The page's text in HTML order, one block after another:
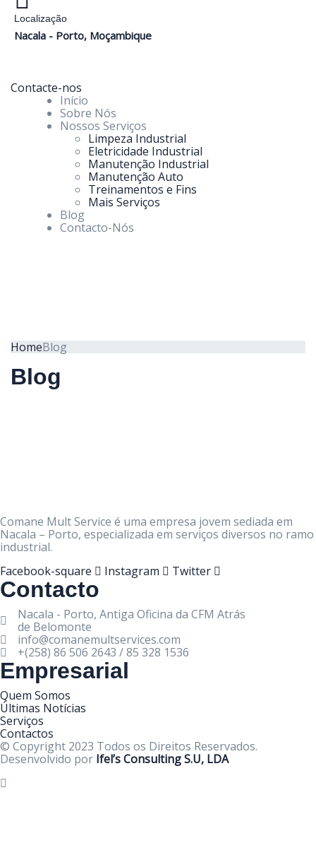
Localização
Nacala - Porto, Moçambique
Contacte-nos
Início
Sobre Nós
Nossos Serviços
Limpeza Industrial
Eletricidade Industrial
Manutenção Industrial
Manutenção Auto
Treinamentos e Fins
Mais Serviços
Blog
Contacto-Nós
HomeBlog
Blog
Comane Mult Service é uma empresa jovem sediada em
Nacala – Porto, especializada em serviços diversos no ramo
industrial.
Facebook-square
Instagram Twitter
Contacto
Nacala - Porto, Antiga Oficina da CFM Atrás
de Belomonte
info@comanemultservices.com
+(258) 86 506 2643 / 85 328 1536
Empresarial
Quem Somos
Últimas Notícias
Serviços
Contactos
© Copyright 2023 Todos os Direitos Reservados.
Desenvolvido por Ifel’s Consulting S.U, LDA